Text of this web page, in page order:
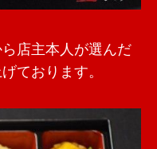
店主本人が選んだ
ております。